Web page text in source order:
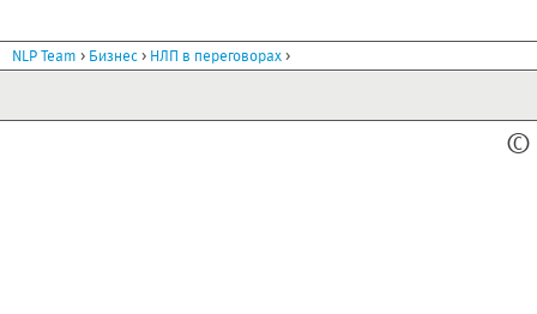
NLP Team > Бизнес > НЛП в переговорах >
©